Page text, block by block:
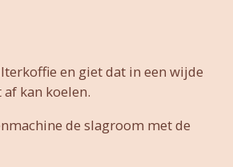
en giet dat in een wijde
kan koelen.
de slagroom met de